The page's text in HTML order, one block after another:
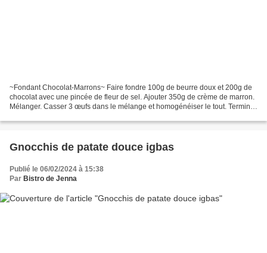
~Fondant Chocolat-Marrons~ Faire fondre 100g de beurre doux et 200g de
chocolat avec une pincée de fleur de sel. Ajouter 350g de crème de marron.
Mélanger. Casser 3 œufs dans le mélange et homogénéiser le tout. Terminer
Gnocchis de patate douce igbas
Publié le 06/02/2024 à 15:38
Par Bistro de Jenna